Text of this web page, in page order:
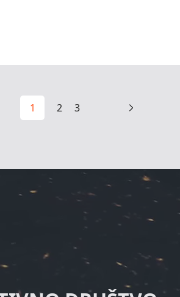
1 2 3